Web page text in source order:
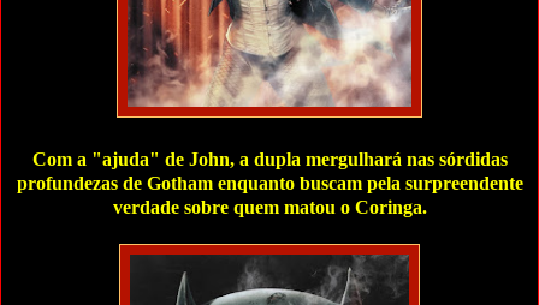
Com a "ajuda" de John, a dupla mergulhará nas sórdidas
profundezas de Gotham enquanto buscam pela surpreendente
verdade sobre quem matou o Coringa.